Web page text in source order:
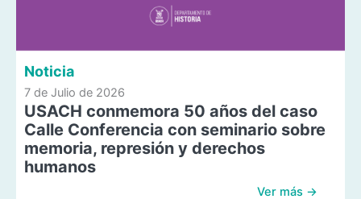
Noticia
7 de Julio de 2026
USACH conmemora 50 años del caso
Calle Conferencia con seminario sobre
memoria, represión y derechos
humanos
Ver más →